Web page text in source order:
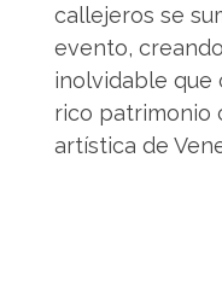
callejeros se
evento,
inolvidable que
rico patrimonio
artística de